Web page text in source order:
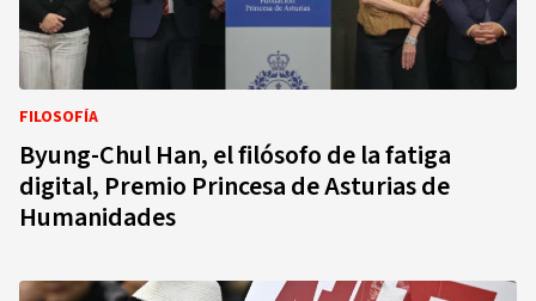
FILOSOFÍA
Byung-Chul Han, el filósofo de la fatiga
digital, Premio Princesa de Asturias de
Humanidades